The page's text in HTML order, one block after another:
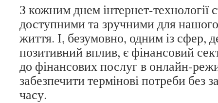
З кожним днем інтернет-технології
доступними та зручними для
життя. І, безумовно, одним із сфер,
позитивний вплив, є фінансовий
до фінансових послуг в онлайн-
забезпечити термінові потреби без
часу.